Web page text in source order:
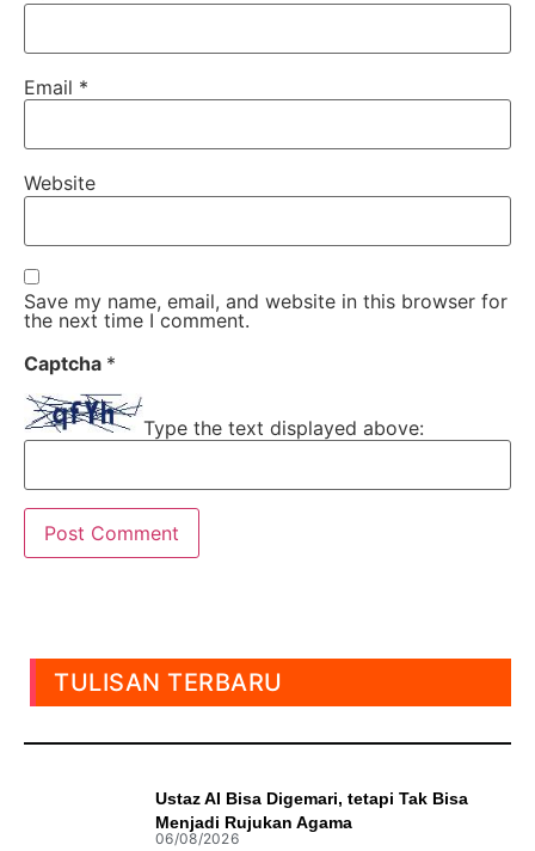
Email *
Website
Save my name, email, and website in this browser for
the next time I comment.
Captcha *
Type the text displayed above:
TULISAN TERBARU
Ustaz AI Bisa Digemari, tetapi Tak Bisa
Menjadi Rujukan Agama
06/08/2026